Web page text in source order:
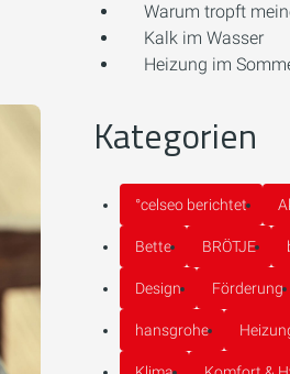
Warum tropft
Kalk im Wasser
Heizung im
Kategorien
°celseo berichtet
Bette BRÖTJE
Design Förderung
hansgrohe